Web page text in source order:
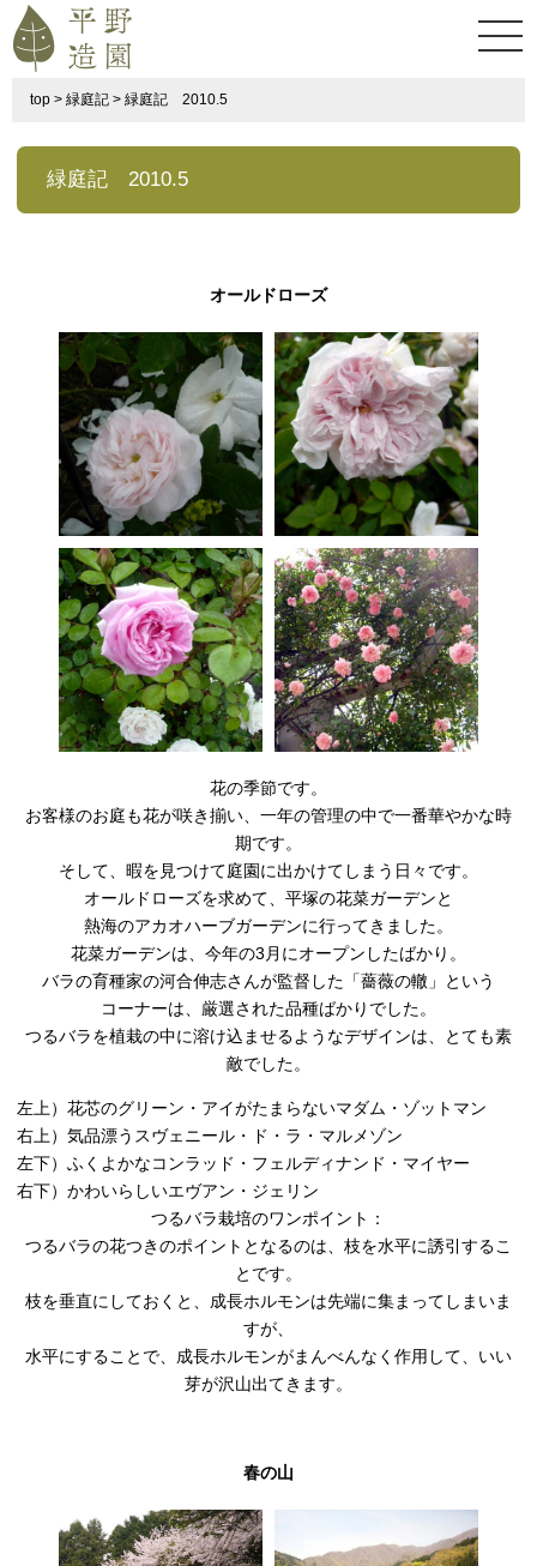
top > 緑庭記 > 緑庭記 2010.5
緑庭記 2010.5
オールドローズ
花の季節です。
お客様のお庭も花が咲き揃い、一年の管理の中で一番華やかな時
期です。
そして、暇を見つけて庭園に出かけてしまう日々です。
オールドローズを求めて、平塚の花菜ガーデンと
熱海のアカオハーブガーデンに行ってきました。
花菜ガーデンは、今年の3月にオープンしたばかり。
バラの育種家の河合伸志さんが監督した「薔薇の轍」という
コーナーは、厳選された品種ばかりでした。
つるバラを植栽の中に溶け込ませるようなデザインは、とても素
敵でした。
左上）花芯のグリーン・アイがたまらないマダム・ゾットマン
右上）気品漂うスヴェニール・ド・ラ・マルメゾン
左下）ふくよかなコンラッド・フェルディナンド・マイヤー
右下）かわいらしいエヴアン・ジェリン
つるバラ栽培のワンポイント：
つるバラの花つきのポイントとなるのは、枝を水平に誘引するこ
とです。
枝を垂直にしておくと、成長ホルモンは先端に集まってしまいま
すが、
水平にすることで、成長ホルモンがまんべんなく作用して、いい
芽が沢山出てきます。
春の山